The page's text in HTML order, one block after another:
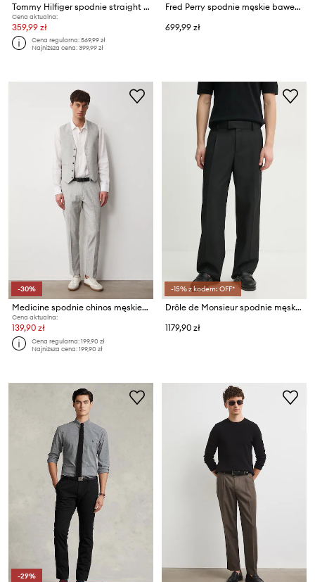
Tommy Hilfiger spodnie straight męskie z lyocellem NEW YORK
Cena aktualna:
359,99 zł
Cena regularna:569,99 zł
Najniższa cena:399,99 zł
Fred Perry spodnie męskie bawełniane
699,99 zł
-30%
Medicine spodnie chinos męskie z domieszką lnu
Cena aktualna:
139,90 zł
Cena regularna:199,90 zł
Najniższa cena:199,90 zł
-15% z kodem: OFF*
Drôle de Monsieur spodnie męskie z wełną
1179,90 zł
-29%